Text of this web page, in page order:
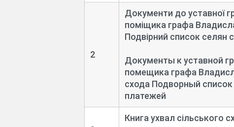
2
Документи до уставної
поміщика графа
Подвірний список селян
Документы к уставной
помещика графа
схода Подворный
платежей
Книга ухвал сільського